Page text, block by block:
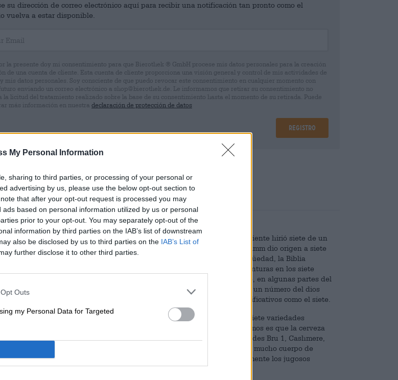
My Personal Information
sharing to third parties, or processing of your personal or
advertising by us, please use the below opt-out section to
that after your opt-out request is processed you may
based on personal information utilized by us or personal
prior to your opt-out. You may separately opt-out of the
information by third parties on the IAB’s list of downstream
also be disclosed by us to third parties on the IAB’s List of
further disclose it to other third parties.
Outs
my Personal Data for Targeted
su dirección de correo electrónico aquí para recibir una notificación tan pronto como el
vuelva a estar disponible.
la presente doy mi consentimiento para que Bierothek ® GmbH procese mis datos personales para la creación
de una cuenta de cliente. Esta cuenta de cliente proporciona una visión general y control de mis actividades de
mis datos personales. Soy consciente de que puedo revocar este consentimiento en cualquier momento con
enviando un correo electrónico a shop@bierothek.de. Le informamos que retirar su consentimiento no
la licitud del tratamiento realizado sobre la base de su consentimiento hasta el momento de su retirada. Puede
más información en nuestra declaración de protección de datos
Registro
Información Opiniones de los usuarios(0)
tiene siete días, Roma fue construida sobre siete colinas, el sastre valiente hirió siete de un
Blancanieves vivió con los siete enanos, el genio de los hermanos Grimm dio origen a siete
pendencieros, siete maravillas del mundo. ya eran conocidos en la antigüedad, la Biblia
siete pecados capitales, las antiguas historias de marineros cuentan aventuras en los siete
los gatos tienen siete vidas, siete esquinas simbolizan el descanso eterno, en algunas partes del
siete es un número de la suerte, en otras no, en la antigua Roma Siete es un número del dios
y en el atletismo olímpico existe el heptatlón. Pocos números son tan significativos como el siete.
si esta fue la razón por la que Christian, de Hanscraft & Co., eligió siete variedades
de lúpulo en la receta de su última New England IPA. Lo que sí sabemos es que la cerveza
muy bien. Su 7 Haze A Week contiene la magia combinada de las variedades Bru 1, Cashmere,
Cascade, Simcoe, Mosaic y Comet, un septeto que proporciona notas con mucho cuerpo de
maracuyá, melocotón y papaya. Un suave amargor completa hábilmente los jugosos